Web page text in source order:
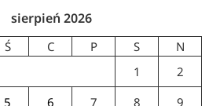
sierpień 2026
Ś C P S
N
1
2
5 6 7 8
9